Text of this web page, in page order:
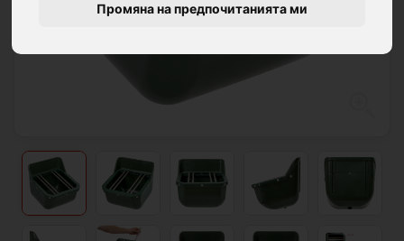
Промяна на предпочитанията ми